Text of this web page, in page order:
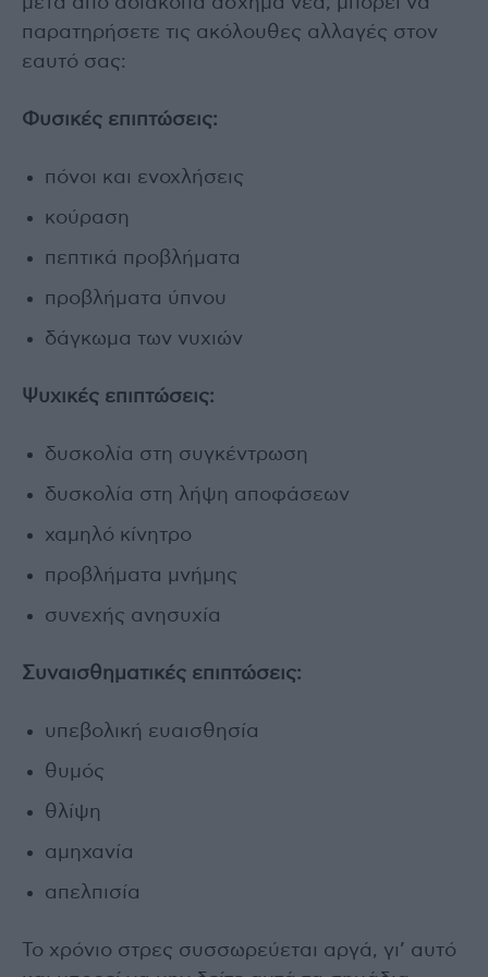
παρατηρήσετε τις ακόλουθες αλλαγές στον
εαυτό σας:
Φυσικές επιπτώσεις:
πόνοι και ενοχλήσεις
κούραση
πεπτικά προβλήματα
προβλήματα ύπνου
δάγκωμα των νυχιών
Ψυχικές επιπτώσεις:
δυσκολία στη συγκέντρωση
δυσκολία στη λήψη αποφάσεων
χαμηλό κίνητρο
προβλήματα μνήμης
συνεχής ανησυχία
Συναισθηματικές επιπτώσεις:
υπεβολική ευαισθησία
θυμός
θλίψη
αμηχανία
απελπισία
Το χρόνιο στρες συσσωρεύεται αργά, γι’ αυτό